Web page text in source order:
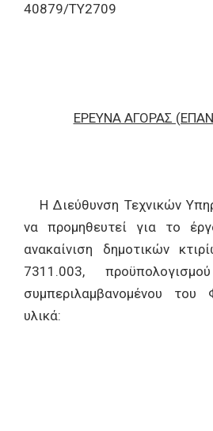
40879/ΤΥ2709
ΕΡΕΥΝΑ ΑΓΟΡΑΣ
Η Διεύθυνση Τεχνικών
να προμηθευτεί για το
ανακαίνιση δημοτικών
7311.003,
συμπεριλαμβανομένου
υλικά: